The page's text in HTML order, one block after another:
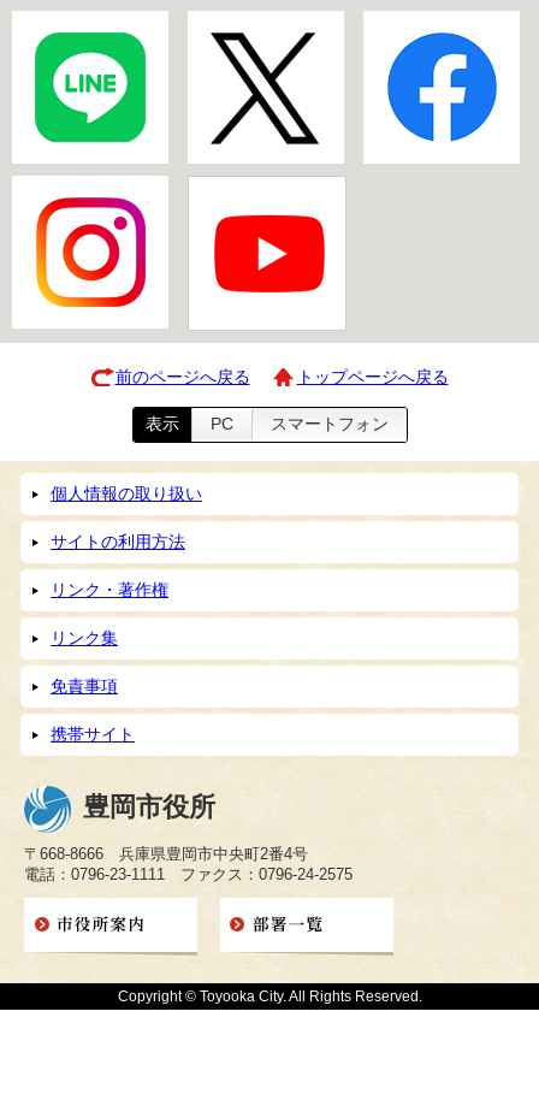
前のページへ戻る トップページへ戻る
表示 PC スマートフォン
個人情報の取り扱い
サイトの利用方法
リンク・著作権
リンク集
免責事項
携帯サイト
豊岡市役所
〒668-8666 兵庫県豊岡市中央町2番4号
電話：0796-23-1111 ファクス：0796-24-2575
Copyright © Toyooka City. All Rights Reserved.